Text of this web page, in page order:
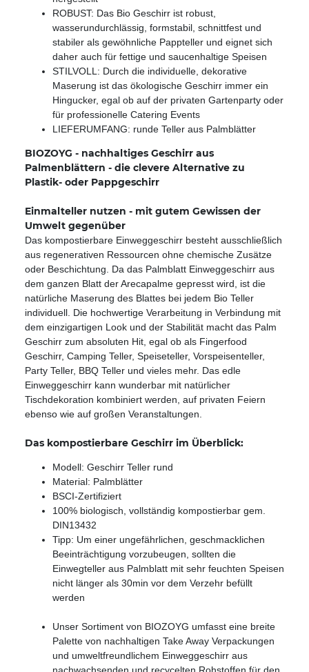
ROBUST: Das Bio Geschirr ist robust,
wasserundurchlässig, formstabil, schnittfest und
stabiler als gewöhnliche Pappteller und eignet sich
daher auch für fettige und saucenhaltige Speisen
STILVOLL: Durch die individuelle, dekorative
Maserung ist das ökologische Geschirr immer ein
Hingucker, egal ob auf der privaten Gartenparty oder
für professionelle Catering Events
LIEFERUMFANG: runde Teller aus Palmblätter
BIOZOYG - nachhaltiges Geschirr aus
Palmenblättern - die clevere Alternative zu
Plastik- oder Pappgeschirr
Einmalteller nutzen - mit gutem Gewissen der
Umwelt gegenüber
Das kompostierbare Einweggeschirr besteht ausschließlich
aus regenerativen Ressourcen ohne chemische Zusätze
oder Beschichtung. Da das Palmblatt Einweggeschirr aus
dem ganzen Blatt der Arecapalme gepresst wird, ist die
natürliche Maserung des Blattes bei jedem Bio Teller
individuell. Die hochwertige Verarbeitung in Verbindung mit
dem einzigartigen Look und der Stabilität macht das Palm
Geschirr zum absoluten Hit, egal ob als Fingerfood
Geschirr, Camping Teller, Speiseteller, Vorspeisenteller,
Party Teller, BBQ Teller und vieles mehr. Das edle
Einweggeschirr kann wunderbar mit natürlicher
Tischdekoration kombiniert werden, auf privaten Feiern
ebenso wie auf großen Veranstaltungen.
Das kompostierbare Geschirr im Überblick:
Modell: Geschirr Teller rund
Material: Palmblätter
BSCI-Zertifiziert
100% biologisch, vollständig kompostierbar gem.
DIN13432
Tipp: Um einer ungefährlichen, geschmacklichen
Beeinträchtigung vorzubeugen, sollten die
Einwegteller aus Palmblatt mit sehr feuchten Speisen
nicht länger als 30min vor dem Verzehr befüllt
werden
Unser Sortiment von BIOZOYG umfasst eine breite
Palette von nachhaltigen Take Away Verpackungen
und umweltfreundlichem Einweggeschirr aus